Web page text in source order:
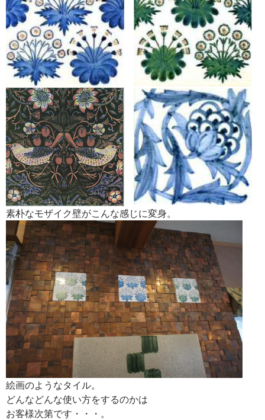
素朴なモザイク壁がこんな感じに変身。
絵画のようなタイル。
どんなどんな使い方をするのかは
お客様次第です・・・。